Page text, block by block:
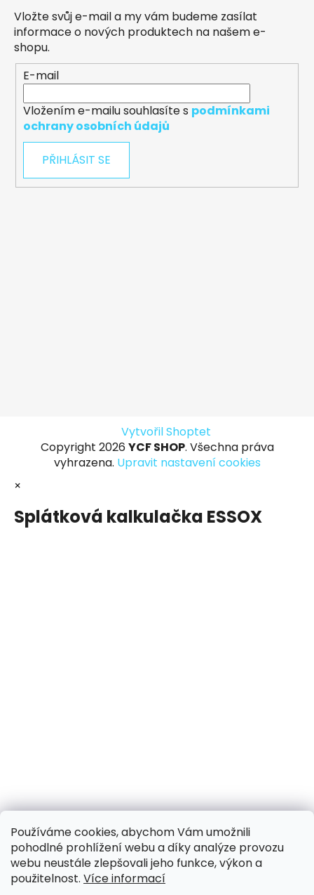
Používáme cookies, abychom Vám umožnili
pohodlné prohlížení webu a díky analýze provozu
webu neustále zlepšovali jeho funkce, výkon a
použitelnost. Více informací
Vložte svůj e-mail a my vám budeme zasílat
informace o nových produktech na našem e-
shopu.
E-mail
Vložením e-mailu souhlasíte s podmínkami
ochrany osobních údajů
PŘIHLÁSIT SE
Vytvořil Shoptet
Copyright 2026 YCF SHOP. Všechna práva
vyhrazena. Upravit nastavení cookies
×
Splátková kalkulačka ESSOX